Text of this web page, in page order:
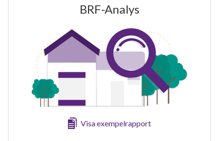
BRF-Analys
Visa exempelrapport